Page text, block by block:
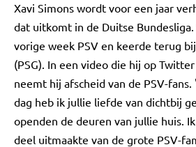
Xavi Simons wordt voor een jaar
dat uitkomt in de Duitse
vorige week PSV en keerde terug
(PSG). In een video die hij op
neemt hij afscheid van de PSV-
dag heb ik jullie liefde van dichtbij
openden de deuren van jullie huis.
deel uitmaakte van de grote PSV-